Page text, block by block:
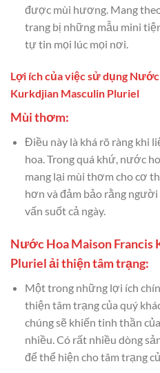
được mùi hương. Mang
trang bị những mẫu mini
tự tin mọi lúc mọi nơi.
Lợi ích của việc sử dụng
Kurkdjian Masculin Pluriel
Mùi thơm:
Điều này là khá rõ ràng khi
hoa. Trong quá khứ, nước
mang lại mùi thơm cho cơ
hơn và đảm bảo rằng
vấn suốt cả ngày.
Nước Hoa Maison Francis
Pluriel ải thiện tâm trạng:
Một trong những lợi ích
thiện tâm trạng của quý
chúng sẽ khiến tinh thần
nhiều. Có rất nhiều dòng
để thể hiện cho tâm trạng